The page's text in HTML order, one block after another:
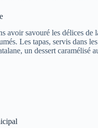
avoir savouré les délices
Les tapas, servis dans
un dessert